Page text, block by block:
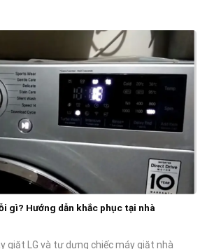
gì? Hướng dẫn khắc phục tại nhà
giặt LG và tự dưng chiếc máy giặt nhà